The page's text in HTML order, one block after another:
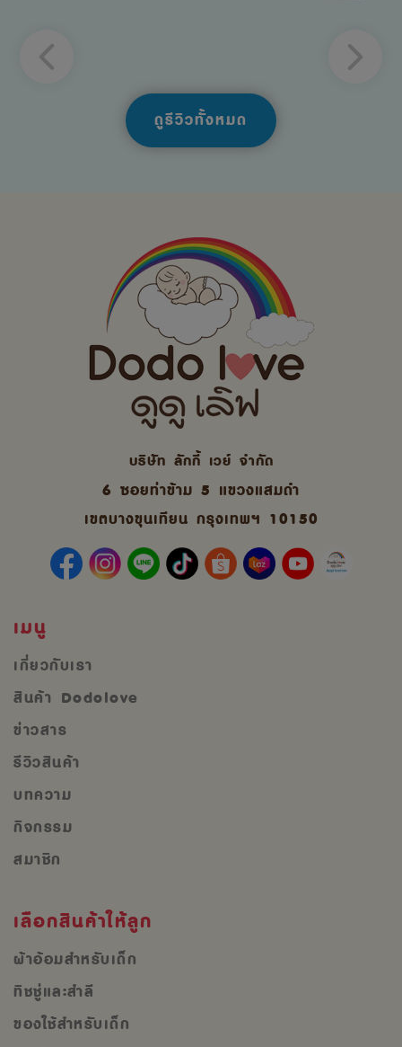
ดูรีวิวทั้งหมด
บริษัท ลักกี้ เวย์ จํากัด
6 ซอยท่าข้าม 5 แขวงแสมดำ
เขตบางขุนเทียน กรุงเทพฯ 10150
เมนู
เกี่ยวกับเรา
สินค้า Dodolove
ข่าวสาร
รีวิวสินค้า
บทความ
กิจกรรม
สมาชิก
เลือกสินค้าให้ลูก
ผ้าอ้อมสำหรับเด็ก
ทิชชู่และสำลี
ของใช้สำหรับเด็ก